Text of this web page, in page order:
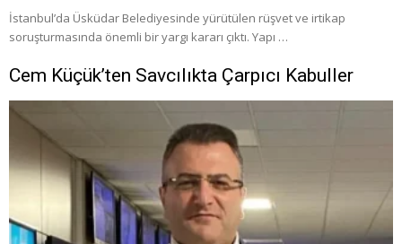
İstanbul’da Üsküdar Belediyesinde yürütülen rüşvet ve irtikap
soruşturmasında önemli bir yargı kararı çıktı. Yapı …
Cem Küçük’ten Savcılıkta Çarpıcı Kabuller